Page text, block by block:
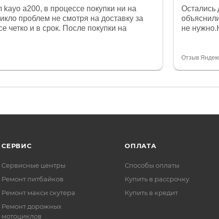
kayo a200, в процессе покупки ни на
проблем не смотря на доставку за
четко и в срок. После покупки на
0, при этом представители магазина
и в итоге проблема была решена.
о небезразличии к клиенту после
Остались
не
огромное
Отзыв
СЕРВИС
Сервисные центры
Ремонт питбайков
Ремонт макси скутера
Ремонт дорожных
мотоциклов
ОПЛАТА
Способы оплаты
Купить в рассрочку
Купить в кредит